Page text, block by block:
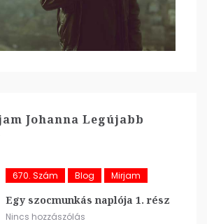
Johanna Legújabb
670. Szám Blog Mirjam
Egy szocmunkás naplója 1. rész
Nincs hozzászólás